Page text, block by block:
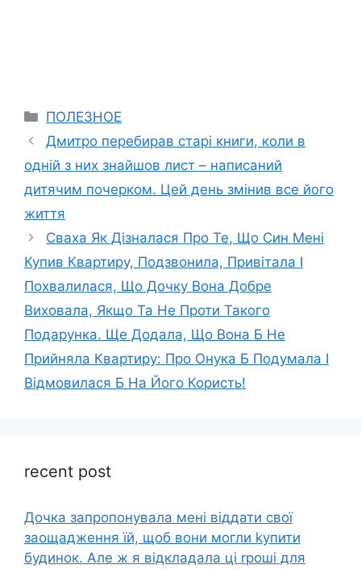
Categories
ПОЛЕЗНОЕ
Дмитро перебирав старі книги, коли в
одній з них знайшов лист – написаний
дитячим почерком. Цей день змінив все його
життя
Сваха Як Дізналася Про Те, Що Син Мені
Купив Квартиру, Подзвонила, Привітала І
Похвалилася, Що Дочку Вона Добре
Виховала, Якщо Та Не Проти Такого
Подарунка. Ще Додала, Що Вона Б Не
Прийняла Квартиру: Про Онука Б Подумала І
Відмовилася Б На Його Користь!
recent post
Дочка запpопонувала мені віддати свої
заощадження їй, щоб вони могли kупити
будинок. Але ж я відкладала ці rроші для